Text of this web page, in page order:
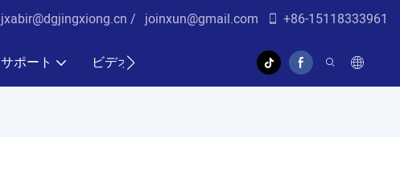
jxabir@dgjingxiong.cn / joinxun@gmail.com +86-15118333961
サポート ビデオ